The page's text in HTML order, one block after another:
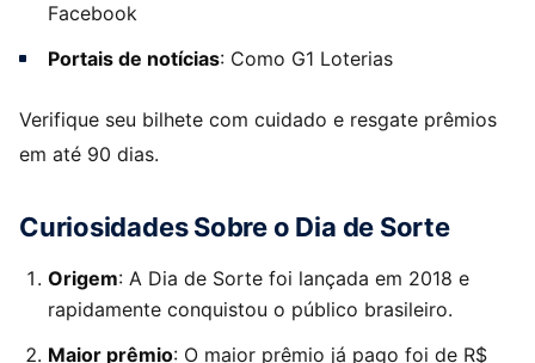
Facebook
Portais de notícias: Como G1 Loterias
Verifique seu bilhete com cuidado e resgate prêmios
em até 90 dias.
Curiosidades Sobre o Dia de Sorte
Origem: A Dia de Sorte foi lançada em 2018 e
rapidamente conquistou o público brasileiro.
Maior prêmio: O maior prêmio já pago foi de R$